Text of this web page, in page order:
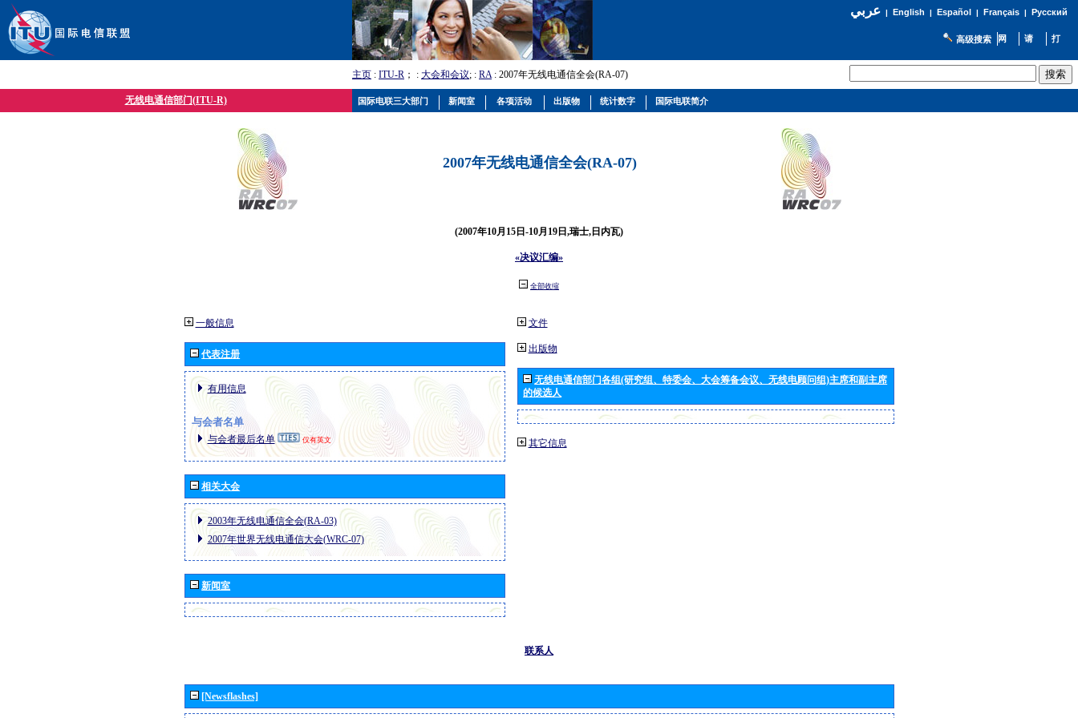
عربي| English | Español | Français| Русский
高级搜索
主页 : ITU-R ； : 大会和会议; : RA: 2007年无线电通信全会(RA-07)
无线电通信部门(ITU-R)
2007年无线电通信全会(RA-07)
(2007年10月15日-10月19日,瑞士,日内瓦)
«决议汇编»
全部收缩
一般信息
代表注册
有用信息
与会者名单
与会者最后名单 仅有英文
相关大会
2003年无线电通信全会(RA-03)
2007年世界无线电通信大会(WRC-07)
新闻室
文件
出版物
无线电通信部门各组(研究组、特委会、大会筹备会议、无线电顾问组)主席和副主席
的候选人
其它信息
联系人
[Newsflashes]
国际电联三大部门 新闻室 各项活动 出版物 统计数字 国际电联简介